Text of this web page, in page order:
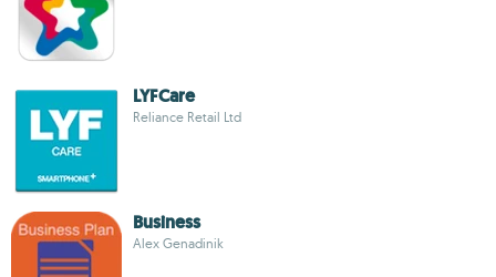
LYFCare
Reliance Retail Ltd
Business
Alex Genadinik